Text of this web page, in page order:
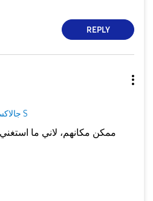
REPLY
جالاكسى S
ممكن مكانهم، لاني ما